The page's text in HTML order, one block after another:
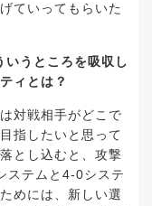
ていってもらいた
うところを吸収し
ィとは？
対戦相手がどこで
指したいと思って
とし込むと、攻撃
ステムと4-0システ
めには、新しい選